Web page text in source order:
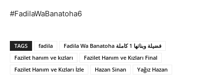
#FadilaWaBanatoha6
TAGS fadila
Fadila Wa Banatoha فضيلة وبناتها 1 كاملة
Fazilet hanım ve kızları
Fazilet Hanım ve Kızları Final
Fazilet Hanım ve Kızları İzle
Hazan Sinan
Yağız Hazan